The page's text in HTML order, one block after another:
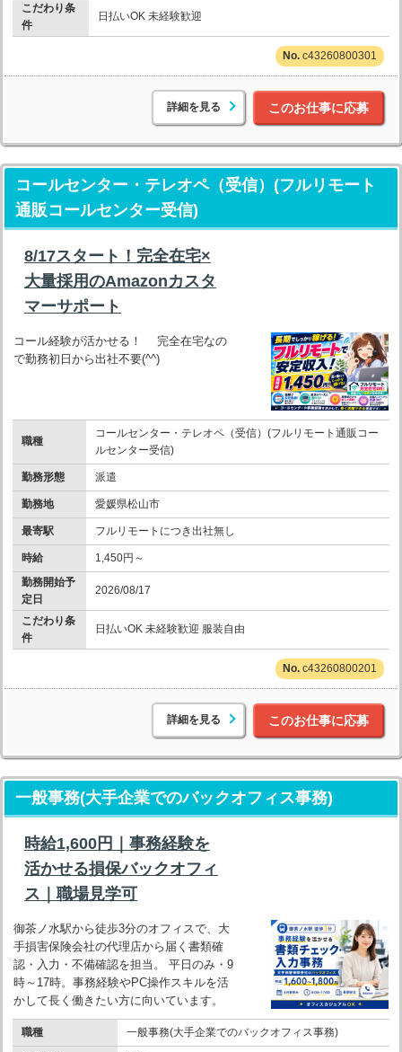
こだわり条
件
日払いOK 未経験歓迎
c43260800301
詳細を見る このお仕事に応募
コールセンター・テレオペ（受信）(フルリモート
通販コールセンター受信)
8/17スタート！完全在宅×
大量採用のAmazonカスタ
マーサポート
コール経験が活かせる！ 完全在宅なの
で勤務初日から出社不要(^^)
職種
コールセンター・テレオペ（受信）(フルリモート通販コー
ルセンター受信)
勤務形態 派遣
勤務地 愛媛県松山市
最寄駅 フルリモートにつき出社無し
時給
1,450円～
勤務開始予
定日
2026/08/17
こだわり条
件
日払いOK 未経験歓迎 服装自由
c43260800201
詳細を見る このお仕事に応募
一般事務(大手企業でのバックオフィス事務)
時給1,600円｜事務経験を
活かせる損保バックオフィ
ス｜職場見学可
御茶ノ水駅から徒歩3分のオフィスで、大
手損害保険会社の代理店から届く書類確
認・入力・不備確認を担当。 平日のみ・9
時～17時。事務経験やPC操作スキルを活
かして長く働きたい方に向いています。
職種 一般事務(大手企業でのバックオフィス事務)